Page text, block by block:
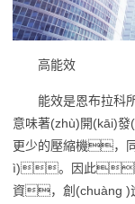
高能效
能效是恩布拉
意味著(zhù)開(kāi)
更少的壓縮機，
ì)。因此
資，創(chuàng )